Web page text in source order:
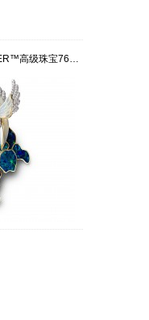
级珠宝76262861